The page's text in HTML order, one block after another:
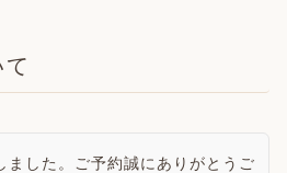
ました。ご予約誠にありがとうご